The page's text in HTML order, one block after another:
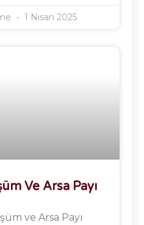
1 Nisan 2025
Ve Arsa Payı
ve Arsa Payı